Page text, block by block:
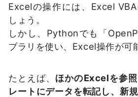
Excelの操作には、Excel
しょう。
しかし、Pythonでも「
ブラリを使い、Excel操作が可
たとえば、 ほかのExcelを参
レートにデータを転記し、新